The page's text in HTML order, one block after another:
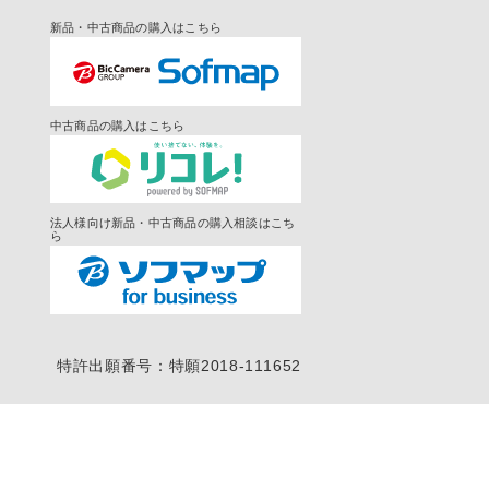
新品・中古商品の購入はこちら
中古商品の購入はこちら
法人様向け新品・中古商品の購入相談はこち
ら
特許出願番号：特願2018-111652